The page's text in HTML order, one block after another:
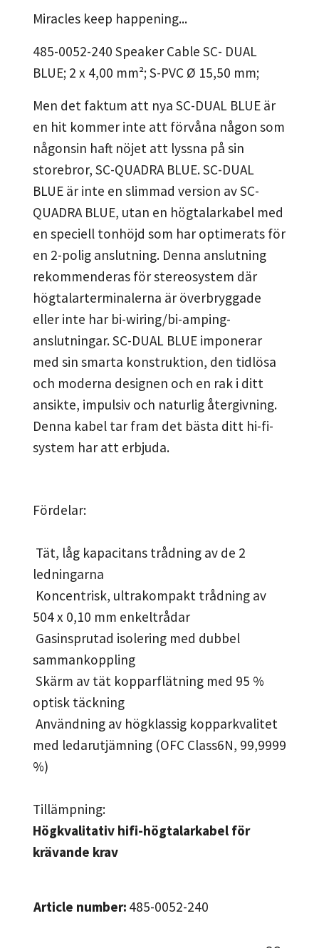
Miracles keep happening...
485-0052-240 Speaker Cable SC- DUAL
BLUE; 2 x 4,00 mm²; S-PVC Ø 15,50 mm;
Men det faktum att nya SC-DUAL BLUE är
en hit kommer inte att förvåna någon som
någonsin haft nöjet att lyssna på sin
storebror, SC-QUADRA BLUE. SC-DUAL
BLUE är inte en slimmad version av SC-
QUADRA BLUE, utan en högtalarkabel med
en speciell tonhöjd som har optimerats för
en 2-polig anslutning. Denna anslutning
rekommenderas för stereosystem där
högtalarterminalerna är överbryggade
eller inte har bi-wiring/bi-amping-
anslutningar. SC-DUAL BLUE imponerar
med sin smarta konstruktion, den tidlösa
och moderna designen och en rak i ditt
ansikte, impulsiv och naturlig återgivning.
Denna kabel tar fram det bästa ditt hi-fi-
system har att erbjuda.
Fördelar:
Tät, låg kapacitans trådning av de 2
ledningarna
Koncentrisk, ultrakompakt trådning av
504 x 0,10 mm enkeltrådar
Gasinsprutad isolering med dubbel
sammankoppling
Skärm av tät kopparflätning med 95 %
optisk täckning
Användning av högklassig kopparkvalitet
med ledarutjämning (OFC Class6N, 99,9999
%)
Tillämpning:
Högkvalitativ hifi-högtalarkabel för
krävande krav
Article number: 485-0052-240